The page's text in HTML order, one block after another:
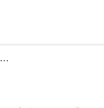
【通勤GD】Dr.クォンの反力打法 Vol.27 スピードは下半身、コントロールは上半身 ゴルフダイジェストWEB